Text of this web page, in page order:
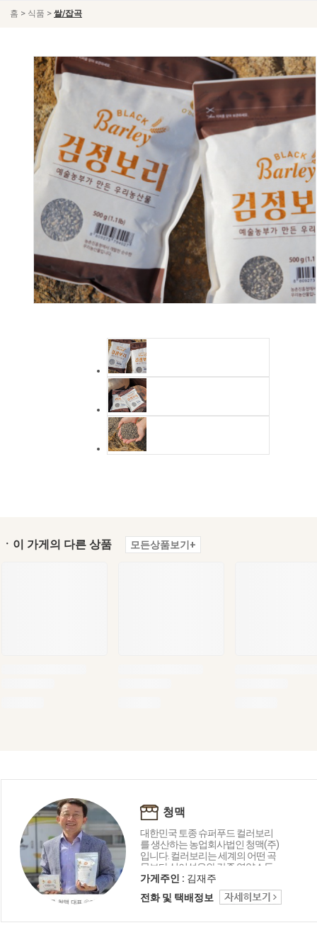
홈 > 식품 > 쌀/잡곡
ㆍ이 가게의 다른 상품 모든상품보기+
청맥
대한민국 토종 슈퍼푸드 컬러보리
를 생산하는 농업회사법인 청맥(주)
입니다. 컬러보리는 세계의 어떤 곡
물보다 식이섬유와 각종 영양소들
이 풍부하게 함유되어 있습니다.
GAP, HACCP 인증받은 시설을 갖추
고 있으며 식이섬유와 영양소를 살
다.
가게주인 : 김재주
전화 및 택배정보